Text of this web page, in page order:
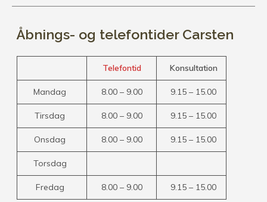
Åbnings- og telefontider Carsten
Telefontid Konsultation
Mandag 8.00 – 9.00 9.15 – 15.00
Tirsdag 8.00 – 9.00 9.15 – 15.00
Onsdag 8.00 – 9.00 9.15 – 15.00
Torsdag
Fredag 8.00 – 9.00 9.15 – 15.00